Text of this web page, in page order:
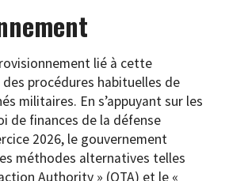
lié à cette
procédures habituelles de
militaires. En s’appuyant sur les
de finances de la défense
2026, le gouvernement
méthodes alternatives telles
Authority » (OTA) et le «